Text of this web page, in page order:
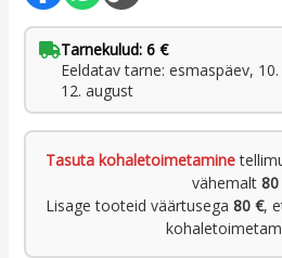
Tarnekulud: 6 €
Eeldatav tarne: esmaspäev,
12. august
Tasuta kohaletoimetamine
vähemalt 80
Lisage tooteid väärtusega 80 €,